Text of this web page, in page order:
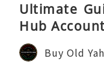
Ultimate
Hub
Buy Old